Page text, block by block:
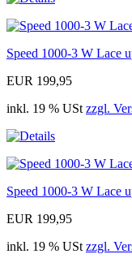
Speed 1000-3 W Lace
EUR 199,95
inkl. 19 % USt zzgl.
Speed 1000-3 W Lace
EUR 199,95
inkl. 19 % USt zzgl.